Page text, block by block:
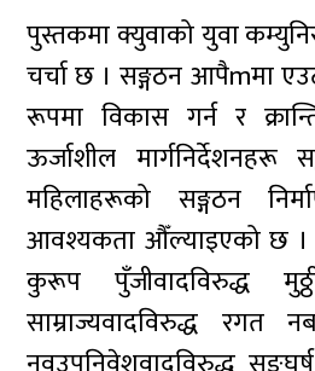
पुस्तकमा क्युवाको युवा
चर्चा छ । सङ्गठन आपैmमा
रूपमा विकास गर्न र
ऊर्जाशील
महिलाहरूको सङ्गठन
आवश्यकता औँल्याइएको छ ।
कुरूप पुँजीवादविरुद्ध
साम्राज्यवादविरुद्ध रगत